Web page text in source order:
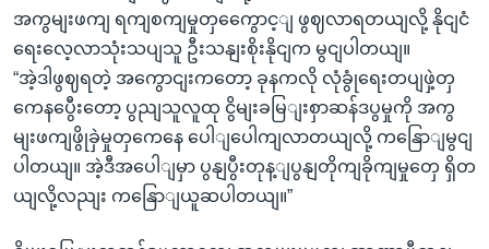
အကွမျးဖကျ ရကျစကျမှုတှကွေောင့ျ ဖွဈလာရတယျလို့ နိုငျငံ
ရေးလေ့လာသုံးသပျသူ ဦးသနျးစိုးနိုငျက မွငျပါတယျ။
“အဲ့ဒါဖွဈရတဲ့ အကွောငျးကတော့ ခုနကလို လုံခွုံရေးတပျဖှဲ့တှ
ကေနပွေီးတော့ ပွညျသူလူထု ငွိမျးခမြျးစှာဆန်ဒပွမှုကို အကွ
မျးဖကျဖွိုခှဲမှုတှကေနေ ပေါျပေါကျလာတယျလို့ ကနြောျမွငျ
ပါတယျ။ အဲ့ဒီအပေါျမှာ ပွနျပွီးတုန့ျပွနျတိုကျခိုကျမှုတှေ ရှိတ
ယျလို့လညျး ကနြောျယူဆပါတယျ။”